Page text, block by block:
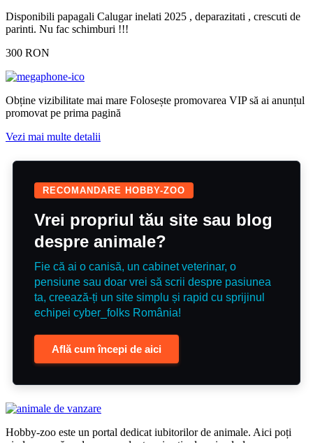
Disponibili papagali Calugar inelati 2025 , deparazitati , crescuti de
parinti. Nu fac schimburi !!!
300 RON
Obține vizibilitate mai mare Folosește promovarea VIP să ai anunțul
promovat pe prima pagină
Vezi mai multe detalii
RECOMANDARE HOBBY-ZOO
Vrei propriul tău site sau blog
despre animale?
Fie că ai o canisă, un cabinet veterinar, o
pensiune sau doar vrei să scrii despre pasiunea
ta, creează-ți un site simplu și rapid cu sprijinul
echipei cyber_folks România!
Află cum începi de aici
Hobby-zoo este un portal dedicat iubitorilor de animale. Aici poți